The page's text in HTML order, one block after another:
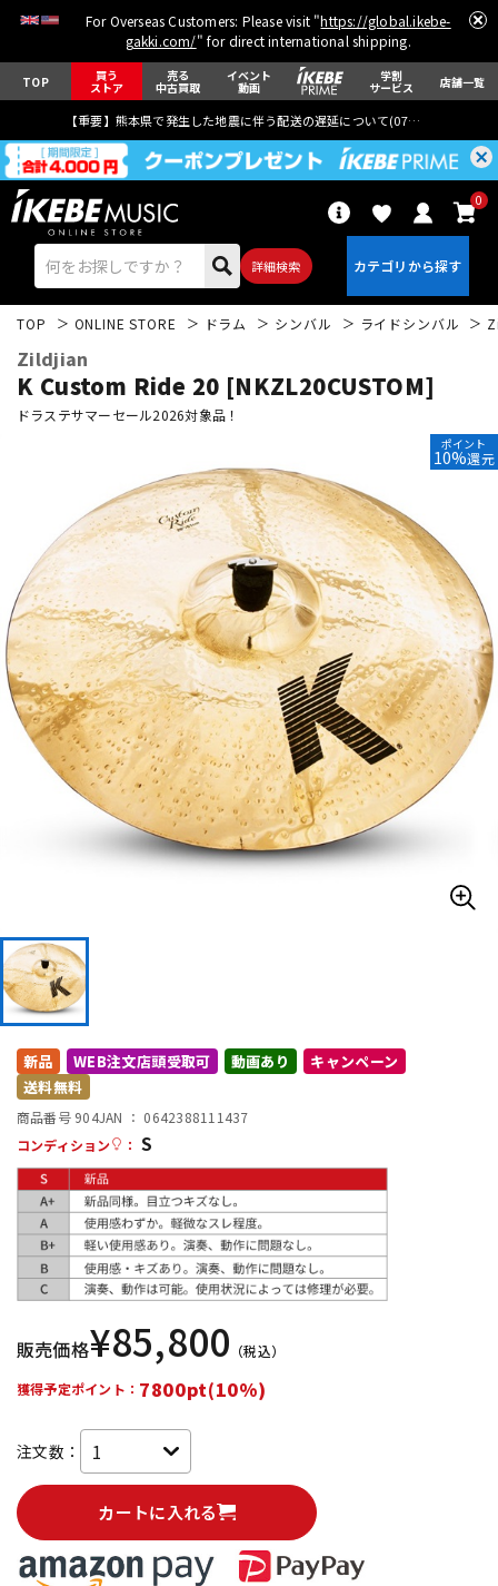
For Overseas Customers: Please visit "https://global.ikebe-
gakki.com/" for direct international shipping.
TOP 買う
ストア
売る
中古買取
イベント
動画
学割
サービス 店舗一覧
【重要】熊本県で発生した地震に伴う配送の遅延について(07月29日
詳細検索
0
ベース ウクレレ
ドラム パーカッション
キーボード 電子ピアノ
管楽器 その他楽器
アンプ エフェクター
中古 ヴィンテージ
TOP ONLINE STORE ドラム シンバル ライドシンバル
Zildjian
K Custom Ride 20 [NKZL20CUSTOM]
ドラステサマーセール2026対象品！
ポイント
10%還元
新品 WEB注文店頭受取可 動画あり
キャンペーン
送料無料
商品番号 904JAN ： 0642388111437
コンディション
： S
販売価格¥85,800 （税込）
獲得予定ポイント： 7800pt(10%)
注文数：
カートに入れる